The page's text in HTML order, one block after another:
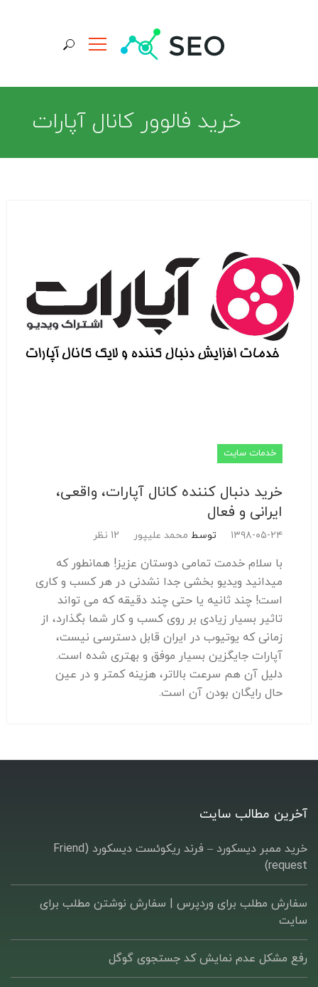
جستجو برای:
خرید فالوور کانال آپارات
خدمات سایت
خرید دنبال کننده کانال آپارات، واقعی،
ایرانی و فعال
۱۳۹۸-۰۵-۲۴ توسط محمد علیپور 12 نظر
با سلام خدمت تمامی دوستان عزیز! همانطور که
میدانید ویدیو بخشی جدا نشدنی در هر کسب و کاری
است! چند ثانیه یا حتی چند دقیقه که می تواند
تاثیر بسیار زیادی بر روی کسب و کار شما بگذارد، از
زمانی که یوتیوب در ایران قابل دسترسی نیست،
آپارات جایگزین بسیار موفق و بهتری شده است.
دلیل آن هم سرعت بالاتر، هزینه کمتر و در عین
حال رایگان بودن آن است.
آخرین مطالب سایت
خرید ممبر دیسکورد – فرند ریکوئست دیسکورد (Friend
request)
سفارش مطلب برای وردپرس |‌ سفارش نوشتن مطلب برای
سایت
رفع مشکل عدم نمایش کد جستجوی گوگل